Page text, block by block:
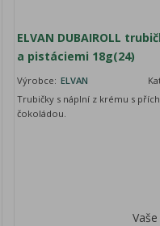
ELVAN DUBAIROLL
a pistáciemi 18g(24)
Výrobce: ELVAN
Trubičky s náplní z krému s
čokoládou.